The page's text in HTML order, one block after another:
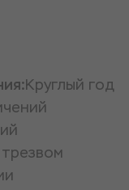
Круглый год